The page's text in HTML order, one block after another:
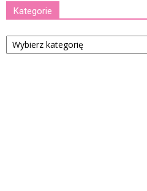
Kategorie
Kategorie